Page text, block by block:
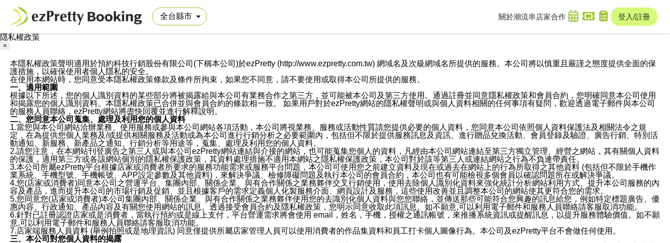
關於潮流串 店家合作 登入/註冊
隱私權政策
×
本隱私權政策聲明適用於預約科技行銷股份有限公司(下稱本公司)於ezPretty (http://www.ezpretty.com.tw) 網域名及次級網域名所提供的服務。本公司將以慎重且嚴謹之態度提供全面的保
護措施，以確保使用者個人隱私的安全。
在使用本網站時，您同意受本隱私權政策條款及條件所拘束，如果您不同意，請不要使用或取得本公司所提供的服務。
一、適用範圍
根據以下所述，您的個人識別資料的某些部分將被揭露給與本公司有業務合作之第三方，並可能被本公司及第三方使用。通過註冊並同意隱私權政策和會員合約，您明確同意本公司使用
和揭露您的個人識別資料。本隱私權政策已合併並與會員合約的條款相一致。 如果用戶對於ezPretty網站的隱私權聲明或與個人資料相關的任何事項有疑問，歡迎透過電子郵件與本公司
的服務人員聯絡，ezPretty網站將盡快回覆並進行解釋說明。
二、您同意本公司蒐集、處理及利用您的個人資料
1.當您與本公司網站洽辦業務、使用服務或參與本公司網站各項活動，本公司將視業務、服務或活動性質請您提供必要的個人資料，您同意本公司依照個人資料保護法及相關法令之規
定，在為提供您個人業務及/或提供相關服務及活動或為本公司進行行銷分析之必要範圍內，包括但不限於提供服務訊息及資訊、進行贈品兌換活動、會員登錄及驗證、廣告行銷、特別活
動通知、新服務、新產品之通知、行銷分析等用途等，蒐集、處理及利用您的個人資料。
2.請您注意，在本網站刊登廣告之第三人或與本公司ezPretty網站連結與介接的網站，也可能蒐集您個人的資料，凡經由本公司網站連結至第三方獨立管理、經營之網站，其有關個人資料
的保護，適用第三方或各該網站個別的隱私權保護政策，其資料處理措施不適用本網站之隱私權保護政策，本公司對於該等第三人或連結網站之行為不負連帶責任。
3.本公司所屬ezPretty平台根據店家或消費者所要求的服務功能需求或服務平台問題，本公司可使用您之前建立資料及現在或過去在網站上的行為所取得之其他資料 (包括但不限於手機作
業系統、手機型號、手機帳號、APP設定參數及其他資料)，來解決爭議、檢修障礙問題及執行本公司的會員合約，本公司也有可能檢視多個會員以確認問題所在或解決爭議。
4.您(店家或消費者)同意本公司之營運平台、集團內部、關係企業、與有合作關係之業務夥伴交叉行銷使用，使用去除個人識別化資料來強化統計分析網站利用方式、提升本公司服務的內
容及產品，進而提升本公司的市場行銷及促銷、並且根據客戶的需求定義個人化製服務介面、網頁設計及服務，這些使用改善並且調整本公司的網站使其更符合您的需求。
5.您同意您(店家或消費者)本公司集團內部、關係企業、與有合作關係之業務夥伴使用您的去識別化個人資料與您您聯絡，並傳送那些可能符合您興趣的訊息給您，例如特定標題廣告、優
惠內容、行政通知、產品內容及有關您使用網站的訊息。透過接受會員合約及隱私權政策，您明示同意收取此項訊息。如不願意,可以利用電子郵件和服務人員聯絡請客服取消功能。
6.針對已註冊認證店家或是消費者，當執行預約或是線上支付，平台營運需求將會使用 email，姓名，手機，授權之通訊帳號，來推播系統資訊或提醒訊息，以提升服務體驗價值。如不願
意,可以利用電子郵件和服務人員聯絡請客服取消功能。
7.店家端服務人員資料 (舉例拍照或是地理資訊) 同意僅提供所屬店家管理人員可以使用消費者的作品集資料和員工打卡個人圖像行為。本公司及ezPretty平台不會做任何使用。
三、本公司對您個人資料的揭露